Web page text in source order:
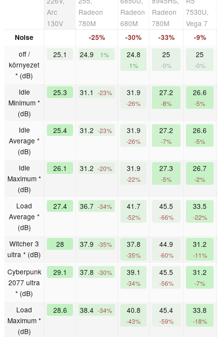
Arc
130V
Radeon
780M
Radeon
680M
Radeon
780M
7530U,
Vega 7
Noise -25% -30% -33% -9%
off /
környezet
* (dB)
25.1 24.9 1% 24.8
1%
25
-0%
25
-0%
Idle
Minimum *
(dB)
25.3 31.1 -23% 31.9
-26%
27.2
-8%
26.6
-5%
Idle
Average *
(dB)
25.4 31.2 -23% 31.9
-26%
27.2
-7%
26.6
-5%
Idle
Maximum *
(dB)
26.1 31.2 -20% 31.9
-22%
27.3
-5%
26.7
-2%
Load
Average *
(dB)
27.4 36.7 -34% 41.7
-52%
45.5
-66%
33.5
-22%
Witcher 3
ultra * (dB)
28 37.9 -35% 37.8
-35%
44.9
-60%
31.2
-11%
Cyberpunk
2077 ultra
* (dB)
29.1 37.8 -30% 39.1
-34%
45.5
-56%
31.2
-7%
Load
Maximum *
(dB)
28.6 38.4 -34% 40.8
-43%
45.4
-59%
33.8
-18%